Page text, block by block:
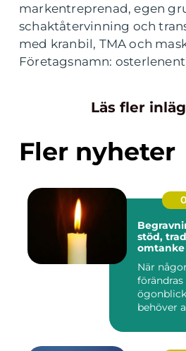
markentreprenad, egen
schaktåtervinning och
med kranbil, TMA och
Företagsnamn:
Läs fler
Fler nyheter
stöd,
När
behöver